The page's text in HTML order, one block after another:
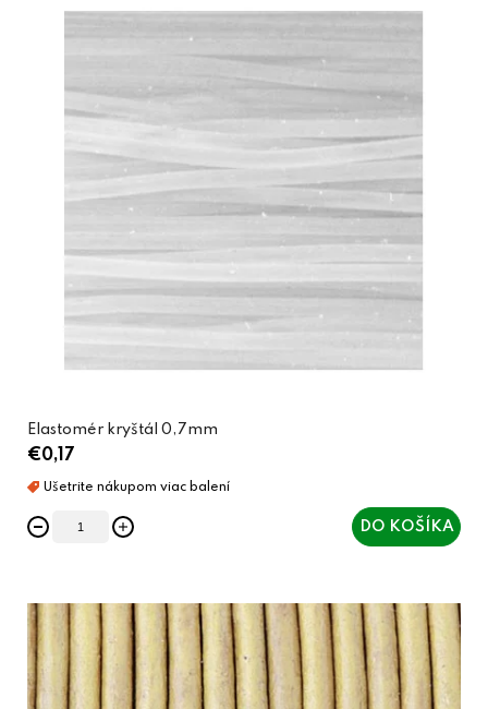
Elastomér kryštál 0,7mm
€0,17
DO KOŠÍKA